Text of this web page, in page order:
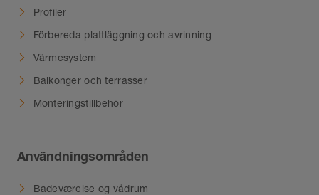
Profiler
Förbereda plattläggning och avrinning
Värmesystem
Balkonger och terrasser
Monteringstillbehör
Användningsområden
Badeværelse og vådrum